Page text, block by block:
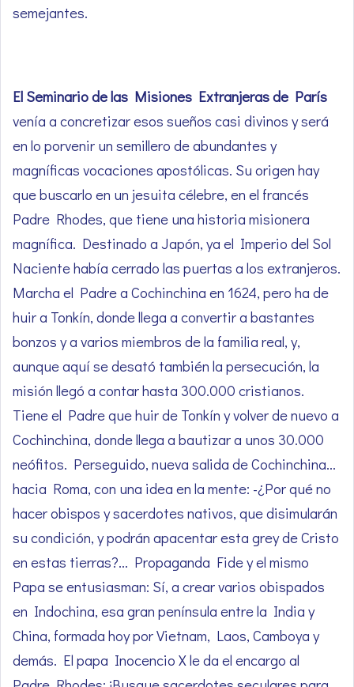
semejantes.
El Seminario de las Misiones Extranjerasde París
venía a concretizar esos sueños casi divinos y será
en lo porvenir un semillero de abundantes y
magníficas vocaciones apostólicas. Su origen hay
que buscarlo en un jesuita célebre, en el francés
Padre Rhodes, que tiene una historia misionera
magnífica. Destinado a Japón, ya el Imperio del Sol
Naciente había cerrado las puertas a los extranjeros.
Marcha el Padre a Cochinchina en 1624, pero ha de
huir a Tonkín, donde llega a convertir a bastantes
bonzos y a varios miembros de la familia real, y,
aunque aquí se desató también la persecución, la
misión llegó a contar hasta 300.000 cristianos.
Tiene el Padre que huir de Tonkín y volver de nuevo a
Cochinchina, donde llega a bautizar a unos 30.000
neófitos. Perseguido, nueva salida de Cochinchina…
hacia Roma, con una idea en la mente: -¿Por qué no
hacer obispos y sacerdotes nativos, que disimularán
su condición, y podrán apacentar esta grey de Cristo
en estas tierras?… Propaganda Fide y el mismo
Papa se entusiasman: Sí, a crear varios obispados
en Indochina, esa gran península entre la India y
China, formada hoy por Vietnam, Laos, Camboya y
demás. El papa Inocencio X le da el encargo al